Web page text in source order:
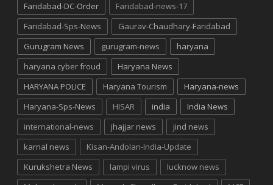
Faridabad-DC-Order
Faridabad-news-17
Faridabad-Sps-News
Gaurav-Chaudhary-Faridabad
Gurugram News
gurugram-news
haryana
haryana cyber froud
Haryana News
HARYANA POLICE
Haryana Tourism
Haryana-news
Haryana-Sps-News
HISAR india
India News
international-news
jhajjar news
jind news
karnal news
Kisan-Andolan-India-Update
Kurukshetra News
lampi virus
lucknow news